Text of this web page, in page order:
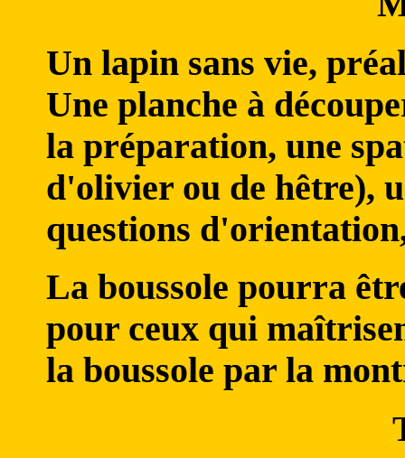
Un lapin sans vie,
Une planche à
la préparation, une
d'olivier ou de hêtre),
questions
La boussole pourra
pour ceux qui
la boussole par la